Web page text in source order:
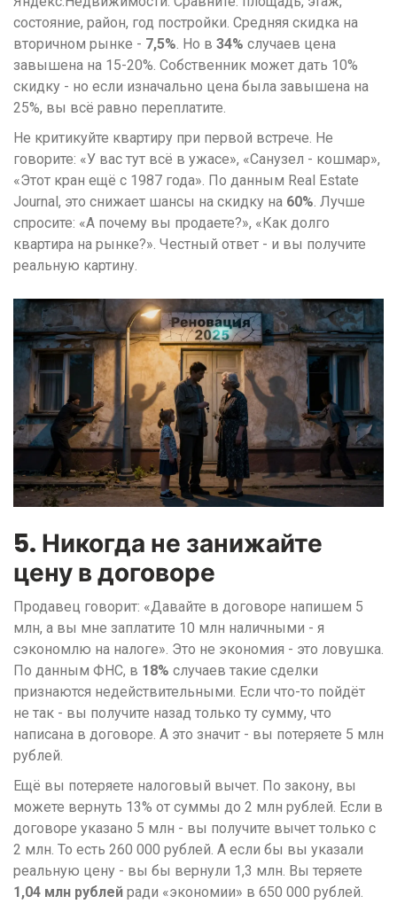
состояние, район, год постройки. Средняя скидка на
вторичном рынке - 7,5%. Но в 34% случаев цена
завышена на 15-20%. Собственник может дать 10%
скидку - но если изначально цена была завышена на
25%, вы всё равно переплатите.
Не критикуйте квартиру при первой встрече. Не
говорите: «У вас тут всё в ужасе», «Санузел - кошмар»,
«Этот кран ещё с 1987 года». По данным Real Estate
Journal, это снижает шансы на скидку на 60%. Лучше
спросите: «А почему вы продаете?», «Как долго
квартира на рынке?». Честный ответ - и вы получите
реальную картину.
5. Никогда не занижайте
цену в договоре
Продавец говорит: «Давайте в договоре напишем 5
млн, а вы мне заплатите 10 млн наличными - я
сэкономлю на налоге». Это не экономия - это ловушка.
По данным ФНС, в 18% случаев такие сделки
признаются недействительными. Если что-то пойдёт
не так - вы получите назад только ту сумму, что
написана в договоре. А это значит - вы потеряете 5 млн
рублей.
Ещё вы потеряете налоговый вычет. По закону, вы
можете вернуть 13% от суммы до 2 млн рублей. Если в
договоре указано 5 млн - вы получите вычет только с
2 млн. То есть 260 000 рублей. А если бы вы указали
реальную цену - вы бы вернули 1,3 млн. Вы теряете
1,04 млн рублей ради «экономии» в 650 000 рублей.